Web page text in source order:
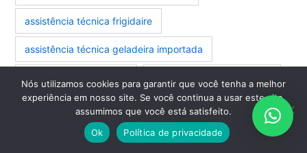
assistência técnica frigidaire
assistência técnica geladeira importada
assistência técnica ilve
assistência técnica kenmore
assistência técnica kitchenaid
Nós utilizamos cookies para garantir que você tenha a melhor
experiência em nosso site. Se você continua a usar este site,
assumimos que você está satisfeito.
Ok
Política de privacidade